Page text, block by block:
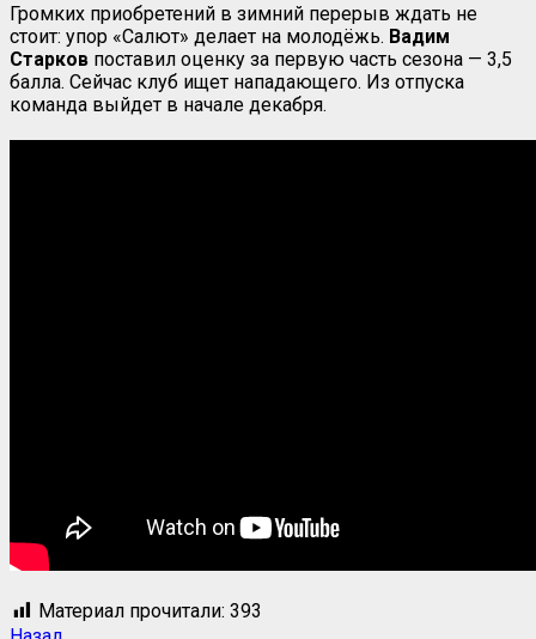
Громких приобретений в зимний перерыв ждать не
стоит: упор «Салют» делает на молодёжь. Вадим
Старков поставил оценку за первую часть сезона — 3,5
балла. Сейчас клуб ищет нападающего. Из отпуска
команда выйдет в начале декабря.
Материал прочитали: 393